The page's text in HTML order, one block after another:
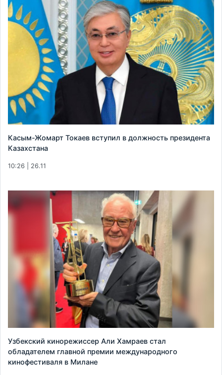
Касым-Жомарт Токаев вступил в должность президента
Казахстана
10:26 | 26.11
Узбекский кинорежиссер Али Хамраев стал
обладателем главной премии международного
кинофестиваля в Милане